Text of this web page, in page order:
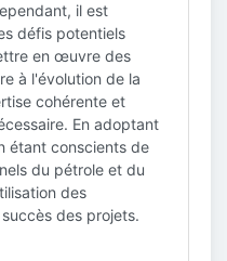
il est
défis potentiels
en œuvre des
à l'évolution de la
cohérente et
En adoptant
étant conscients de
du pétrole et du
des
des projets.